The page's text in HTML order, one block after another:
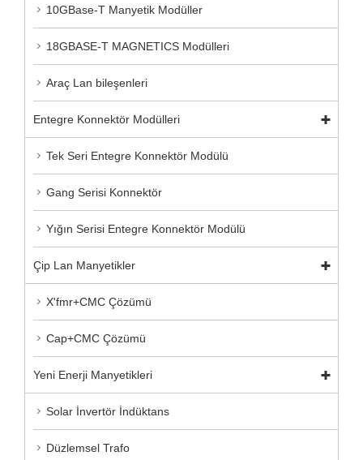
10GBase-T Manyetik Modüller
18GBASE-T MAGNETICS Modülleri
Araç Lan bileşenleri
Entegre Konnektör Modülleri
Tek Seri Entegre Konnektör Modülü
Gang Serisi Konnektör
Yığın Serisi Entegre Konnektör Modülü
Çip Lan Manyetikler
X'fmr+CMC Çözümü
Cap+CMC Çözümü
Yeni Enerji Manyetikleri
Solar İnvertör İndüktans
Düzlemsel Trafo